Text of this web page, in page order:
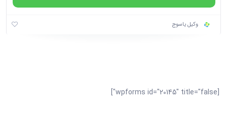
وکیل یاسوج
[wpforms id="20145" title="false"]